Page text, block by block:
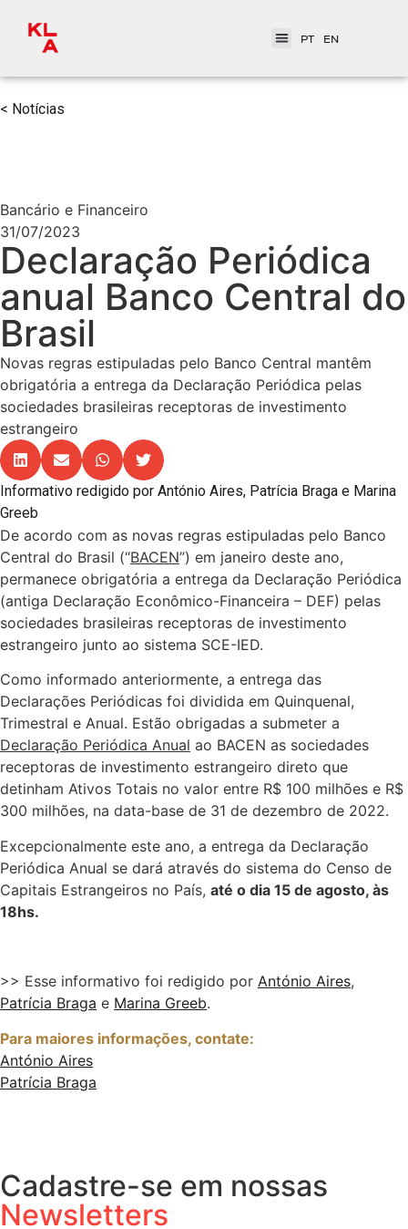
PT EN
< Notícias
Bancário e Financeiro
31/07/2023
Declaração Periódica
anual Banco Central do
Brasil
Novas regras estipuladas pelo Banco Central mantêm
obrigatória a entrega da Declaração Periódica pelas
sociedades brasileiras receptoras de investimento
estrangeiro
Informativo redigido por António Aires, Patrícia Braga e Marina
Greeb
De acordo com as novas regras estipuladas pelo Banco
Central do Brasil (“BACEN”) em janeiro deste ano,
permanece obrigatória a entrega da Declaração Periódica
(antiga Declaração Econômico-Financeira – DEF) pelas
sociedades brasileiras receptoras de investimento
estrangeiro junto ao sistema SCE-IED.
Como informado anteriormente, a entrega das
Declarações Periódicas foi dividida em Quinquenal,
Trimestral e Anual. Estão obrigadas a submeter a
Declaração Periódica Anual ao BACEN as sociedades
receptoras de investimento estrangeiro direto que
detinham Ativos Totais no valor entre R$ 100 milhões e R$
300 milhões, na data-base de 31 de dezembro de 2022.
Excepcionalmente este ano, a entrega da Declaração
Periódica Anual se dará através do sistema do Censo de
Capitais Estrangeiros no País, até o dia 15 de agosto, às
18hs.
>> Esse informativo foi redigido por António Aires,
Patrícia Braga e Marina Greeb.
Para maiores informações, contate:
António Aires
Patrícia Braga
Cadastre-se em nossas
Newsletters